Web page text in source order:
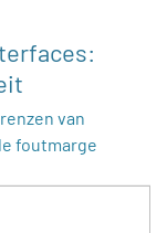
van
foutmarge